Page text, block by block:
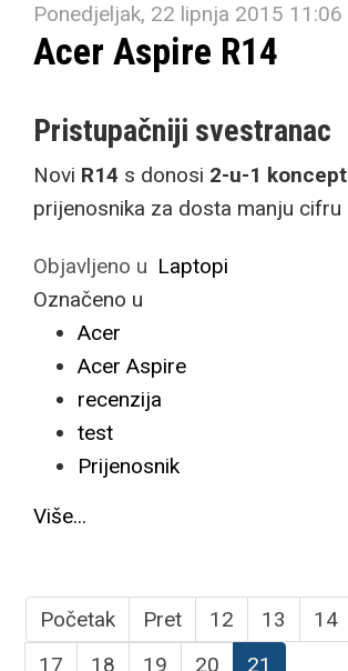
Ponedjeljak, 22 lipnja 2015 11:06
Acer Aspire R14
Pristupačniji svestranac
Novi R14 s donosi 2-u-1 koncept
prijenosnika za dosta manju cifru
Objavljeno u Laptopi
Označeno u
Acer
Acer Aspire
recenzija
test
Prijenosnik
Više...
Početak Pret 12 13 14
17
18 19 20 21